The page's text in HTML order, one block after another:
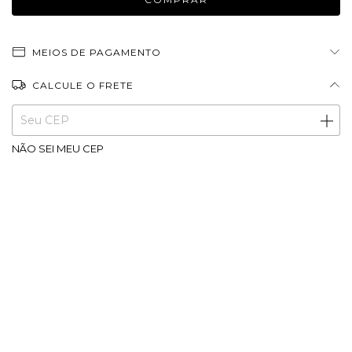
MEIOS DE PAGAMENTO
CALCULE O FRETE
Entregas para o CEP: ALTERAR CEP
NÃO SEI MEU CEP